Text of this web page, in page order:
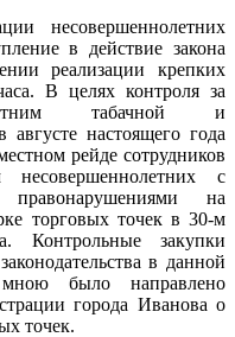
несовершеннолетних
в действие закона
реализации крепких
В целях контроля за
табачной и
настоящего года
рейде сотрудников
с
на
торговых точек в 30-м
Контрольные закупки
в данной
было направлено
города Иванова о
точек.